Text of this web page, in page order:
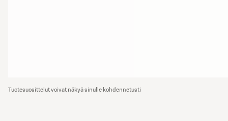
Tuotesuosittelut voivat näkyä sinulle kohdennetusti